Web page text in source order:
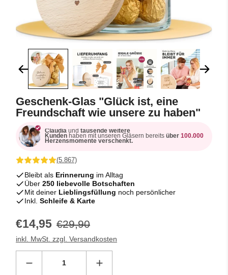
Geschenk-Glas "Glück ist, eine
Freundschaft wie unsere zu haben"
Claudia und tausende weitere
Kunden haben mit unseren Gläsern bereits über 100.000
Herzensmomente verschenkt.
(5.867)
Bleibt als Erinnerung im Alltag
Über 250 liebevolle Botschaften
Mit deiner Lieblingsfüllung noch persönlicher
Inkl. Schleife & Karte
€14,95 €29,90
inkl. MwSt. zzgl. Versandkosten